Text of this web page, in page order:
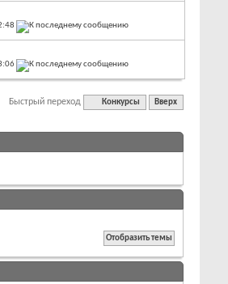
Быстрый переход Конкурсы Вверх